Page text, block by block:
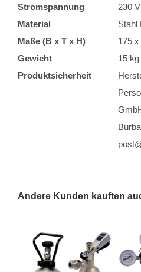
Stromspannung
230
Material
Stahl
Maße (B x T x H)
175
Gewicht
15 kg
Produktsicherheit
Andere Kunden kauften